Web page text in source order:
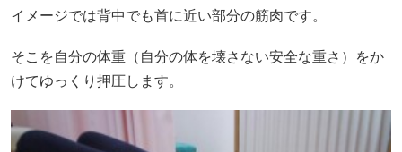
イメージでは背中でも首に近い部分の筋肉です。
そこを自分の体重（自分の体を壊さない安全な重さ）をか
けてゆっくり押圧します。